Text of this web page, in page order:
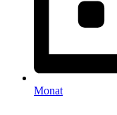
Monat